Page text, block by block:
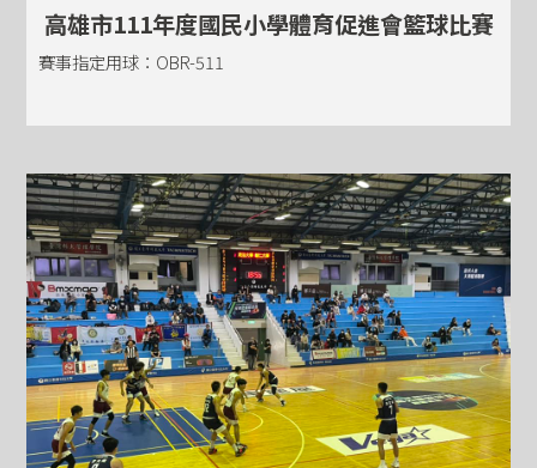
高雄市111年度國民小學體育促進會籃球比賽
賽事指定用球：OBR-511